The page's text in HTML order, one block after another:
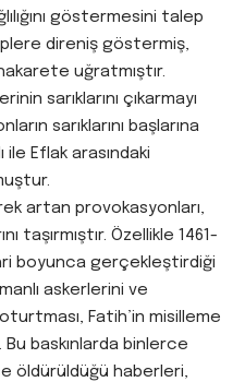
göstermesini talep
direniş göstermiş,
uğratmıştır.
sarıklarını çıkarmayı
sarıklarını başlarına
Eflak arasındaki
artan provokasyonları,
taşırmıştır. Özellikle 1461-
boyunca gerçekleştirdiği
askerlerini ve
Fatih’in misilleme
Bu baskınlarda binlerce
öldürüldüğü haberleri,